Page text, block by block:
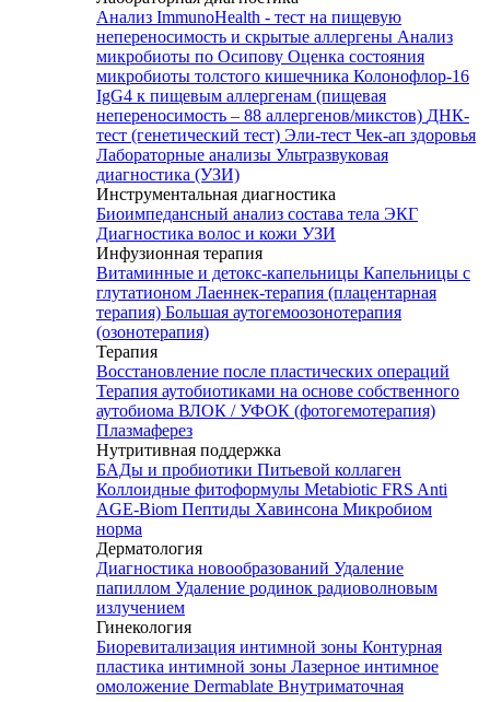
Анализ ImmunoHealth - тест на пищевую
непереносимость и скрытые аллергены Анализ
микробиоты по Осипову Оценка состояния
микробиоты толстого кишечника Колонофлор-16
IgG4 к пищевым аллергенам (пищевая
непереносимость – 88 аллергенов/микстов) ДНК-
тест (генетический тест) Эли-тест Чек-ап здоровья
Лабораторные анализы Ультразвуковая
диагностика (УЗИ)
Инструментальная диагностика
Биоимпедансный анализ состава тела ЭКГ
Диагностика волос и кожи УЗИ
Инфузионная терапия
Витаминные и детокс-капельницы Капельницы с
глутатионом Лаеннек-терапия (плацентарная
терапия) Большая аутогемоозонотерапия
(озонотерапия)
Терапия
Восстановление после пластических операций
Терапия аутобиотиками на основе собственного
аутобиома ВЛОК / УФОК (фотогемотерапия)
Плазмаферез
Нутритивная поддержка
БАДы и пробиотики Питьевой коллаген
Коллоидные фитоформулы Metabiotic FRS Anti
AGE-Biom Пептиды Хавинсона Микробиом
норма
Дерматология
Диагностика новообразований Удаление
папиллом Удаление родинок радиоволновым
излучением
Гинекология
Биоревитализация интимной зоны Контурная
пластика интимной зоны Лазерное интимное
омоложение Dermablate Внутриматочная